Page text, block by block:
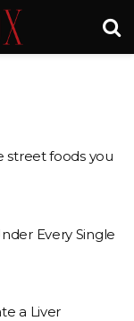
street foods you
Every Single
a Liver